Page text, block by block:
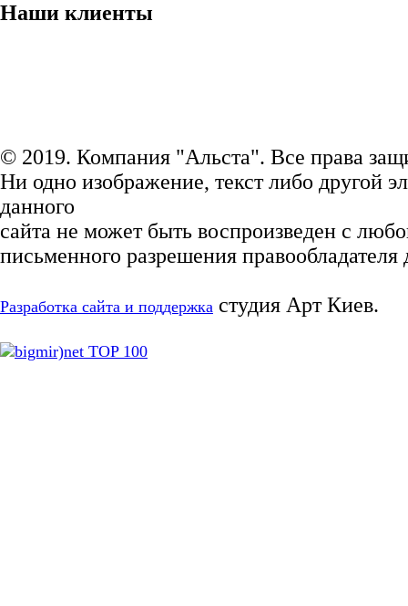
Наши клиенты
© 2019. Компания "Альста". Все права
Ни одно изображение, текст либо другой
данного
сайта не может быть воспроизведен с
письменного разрешения правообладателя
Разработка сайта и поддержка студия Арт Киев.